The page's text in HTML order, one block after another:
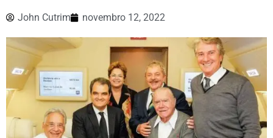
John Cutrim novembro 12, 2022